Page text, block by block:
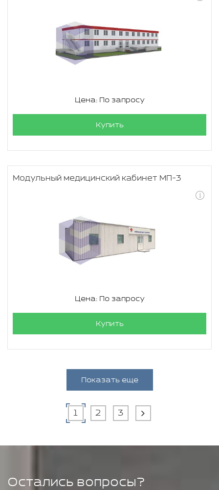
Цена: По запросу
Купить
Модульный медицинский кабинет МП-3
Цена: По запросу
Купить
Показать еще
1 2 3
Остались вопросы?